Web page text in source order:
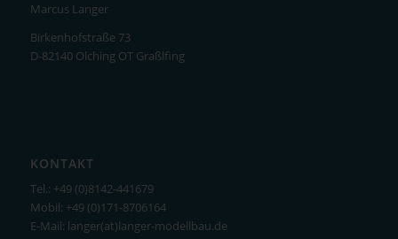
Marcus Langer
Birkenhofstraße 73
D-82140 Olching OT Graßlfing
KONTAKT
Tel.: +49 (0)8142-441679
Mobil: +49 (0)171-8706164
E-Mail: langer(at)langer-modellbau.de